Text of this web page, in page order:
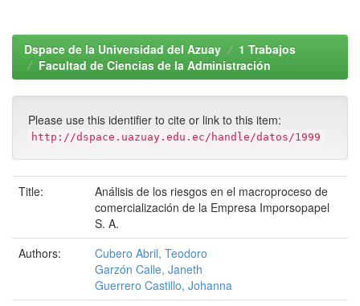
Dspace de la Universidad del Azuay
1 Trabajos
Facultad de Ciencias de la Administración
Please use this identifier to cite or link to this item:
http://dspace.uazuay.edu.ec/handle/datos/1999
Title:
Análisis de los riesgos en el macroproceso de
comercialización de la Empresa Imporsopapel
S. A.
Authors:
Cubero Abril, Teodoro
Garzón Calle, Janeth
Guerrero Castillo, Johanna